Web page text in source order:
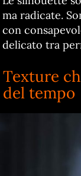
ma radicate.
con
delicato tra
Texture
del tempo